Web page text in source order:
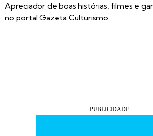
Apreciador de boas histórias, filmes e
no portal Gazeta Culturismo.